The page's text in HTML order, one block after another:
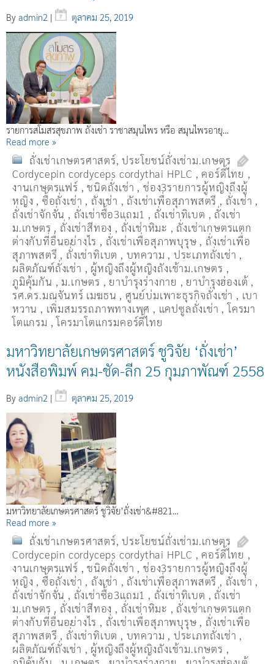
By admin2 | ตุลาคม 25, 2019
รายการสโมสรสุขภาพ ถั่งเช่า ราชาสมุนไพร หรือ สมุนไพรอายุ…
Read more »
ถั่งเช่าเกษตรศาสตร์,ประโยชน์ถั่งเช่าม.เกษตร
Cordycepin cordyceps cordythai HPLC , คอร์ดี้ไทย ,
งานเกษตรแฟร์ ,ชนิดถั่งเช่า ,ช่อง3รายการผู้หญิงถึงผู้
หญิง , ซื้อถั่งเช่า , ถังเช่า , ถังเช่าเพื่อสุภาพสตรี , ถั่งเช่า ,
ถั่งเช่าจักจั่น , ถั่งเช่าซื้อ3แถม1 , ถั่งเช่าทิเบต , ถั่งเช่า
ม.เกษตร , ถั่งเช่าสีทอง , ถั่งเช่าหิมะ , ถั่งเช่าเกษตรแตก
ต่างกับที่อื่นอย่างไร , ถั่งเช่าเพื่อสุภาพบุรุษ , ถั่งเช่าเพื่อ
สุภาพสตรี , ถั่่งเช่าทิเบต , บทความ , ประเภทถั่งเช่า ,
ผลิตภัณฑ์ถั่งเช่า , ผู้หญิงถึงผู้หญิงถังเช้าม.เกษตร ,
ภูมิคุ้มกัน ,ม.เกษตร , ยาบำรุงร่างกาย , ยาบำรุงฮ่องเต้ ,
รศ.ดร.มณจันทร์ เมฆธน , ศูนย์บ่มเพาะธุรกิจถั่งเช่า , เบา
หวาน , เพิ่มสมรรถภาพทางเพศ , แคปซูลถั่งเช่า ,โครมา
โตแกรม ,โครมาโตแกรมคอร์ดี้ไทย
มหาวิทยาลัยเกษตรศาสตร์ ชูวิจัย ‘ถั่งเช่า’
หนังสือพิมพ์ คม-ชัด-ลีก 25 กุมภาพัณฑ์ 2558
By admin2 | ตุลาคม 25, 2019
มหาวิทยาลัยเกษตรศาสตร์ ชูวิจัย’ถั่งเช่า&#821…
Read more »
ถั่งเช่าเกษตรศาสตร์,ประโยชน์ถั่งเช่าม.เกษตร
Cordycepin cordyceps cordythai HPLC , คอร์ดี้ไทย ,
งานเกษตรแฟร์ ,ชนิดถั่งเช่า ,ช่อง3รายการผู้หญิงถึงผู้
หญิง , ซื้อถั่งเช่า , ถังเช่า , ถังเช่าเพื่อสุภาพสตรี , ถั่งเช่า ,
ถั่งเช่าจักจั่น , ถั่งเช่าซื้อ3แถม1 , ถั่งเช่าทิเบต , ถั่งเช่า
ม.เกษตร , ถั่งเช่าสีทอง , ถั่งเช่าหิมะ , ถั่งเช่าเกษตรแตก
ต่างกับที่อื่นอย่างไร , ถั่งเช่าเพื่อสุภาพบุรุษ , ถั่งเช่าเพื่อ
สุภาพสตรี , ถั่่งเช่าทิเบต , บทความ , ประเภทถั่งเช่า ,
ผลิตภัณฑ์ถั่งเช่า , ผู้หญิงถึงผู้หญิงถังเช้าม.เกษตร ,